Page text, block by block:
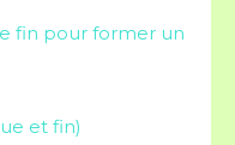
fin pour former un
et fin)